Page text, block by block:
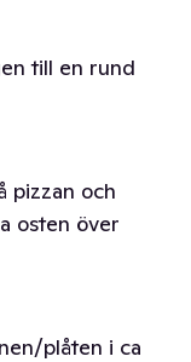
till en rund
pizzan och
osten över
plåten i ca